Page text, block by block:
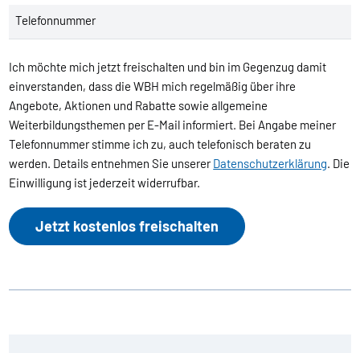
Telefonnummer
Ich möchte mich jetzt freischalten und bin im Gegenzug damit
einverstanden, dass die WBH mich regelmäßig über ihre
Angebote, Aktionen und Rabatte sowie allgemeine
Weiterbildungsthemen per E-Mail informiert. Bei Angabe meiner
Telefonnummer stimme ich zu, auch telefonisch beraten zu
werden. Details entnehmen Sie unsererDatenschutzerklärung. Die
Einwilligung ist jederzeit widerrufbar.
Jetzt kostenlos freischalten